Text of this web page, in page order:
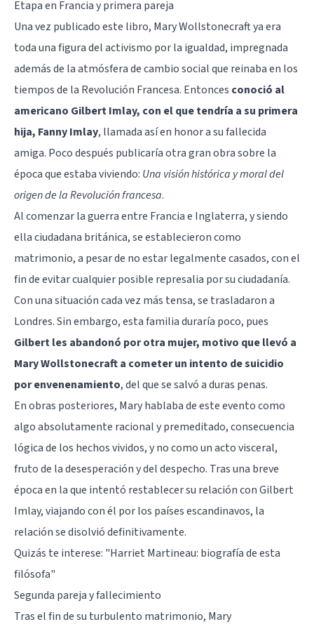
Etapa en Francia y primera pareja
Una vez publicado este libro, Mary Wollstonecraft ya era
toda una figura del activismo por la igualdad, impregnada
además de la atmósfera de cambio social que reinaba en los
tiempos de la Revolución Francesa. Entonces conoció al
americano Gilbert Imlay, con el que tendría a su primera
hija, Fanny Imlay, llamada así en honor a su fallecida
amiga. Poco después publicaría otra gran obra sobre la
época que estaba viviendo: Una visión histórica y moral del
origen de la Revolución francesa.
Al comenzar la guerra entre Francia e Inglaterra, y siendo
ella ciudadana británica, se establecieron como
matrimonio, a pesar de no estar legalmente casados, con el
fin de evitar cualquier posible represalia por su ciudadanía.
Con una situación cada vez más tensa, se trasladaron a
Londres. Sin embargo, esta familia duraría poco, pues
Gilbert les abandonó por otra mujer, motivo que llevó a
Mary Wollstonecraft a cometer un intento de suicidio
por envenenamiento, del que se salvó a duras penas.
En obras posteriores, Mary hablaba de este evento como
algo absolutamente racional y premeditado, consecuencia
lógica de los hechos vividos, y no como un acto visceral,
fruto de la desesperación y del despecho. Tras una breve
época en la que intentó restablecer su relación con Gilbert
Imlay, viajando con él por los países escandinavos, la
relación se disolvió definitivamente.
Quizás te interese: "Harriet Martineau: biografía de esta
filósofa"
Segunda pareja y fallecimiento
Tras el fin de su turbulento matrimonio, Mary